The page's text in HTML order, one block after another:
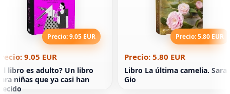
Precio: 9.05 EUR
9.05 EUR
libro es adulto? Un libro
niñas que ya casi han
Precio: 5.80 EUR
Precio: 5.80 EUR
Libro La última camelia.
Gio